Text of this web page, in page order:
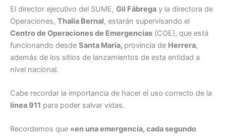
El director ejecutivo del SUME, Gil Fábrega y la directora de
Operaciones, Thalia Bernal, estarán supervisando el
Centro de Operaciones de Emergencias (COE), que está
funcionando desde Santa María, provincia de Herrera,
además de los sitios de lanzamientos de esta entidad a
nivel nacional.
Cabe recordar la importancia de hacer el uso correcto de la
línea 911 para poder salvar vidas.
Recordemos que «en una emergencia, cada segundo